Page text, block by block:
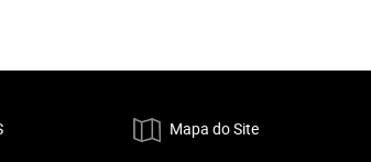
Mapa do Site